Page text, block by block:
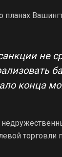
планах
не
конца